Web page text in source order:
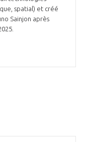
spatial) et créé
Sainjon après